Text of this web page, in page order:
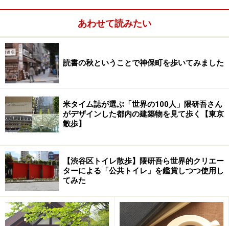
あわせて読みたい
読書の秋ということで神保町を歩いてみました
米タイム誌が選ぶ「世界の100人」隈研吾さん
がデザインした都内の建築物を見て歩く【東京
散歩】
【渋谷区トイレ散歩】隈研吾ら世界的クリエー
ターによる「公共トイレ」を鑑賞しつつ使用し
てみた